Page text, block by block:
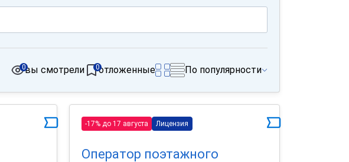
вы смотрели
0 отложенные
0 По популярности
-17% до 17 августа Лицензия
Оператор поэтажного